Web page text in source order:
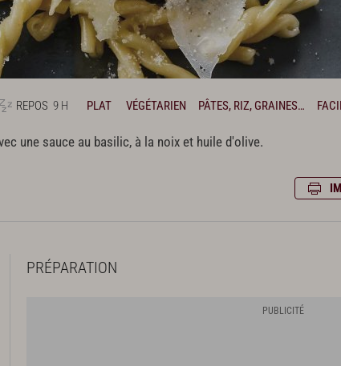
REPOS 9 H PLAT VÉGÉTARIEN PÂTES, RIZ, GRAINES…
une sauce au basilic, à la noix et huile d'olive.
PRÉPARATION